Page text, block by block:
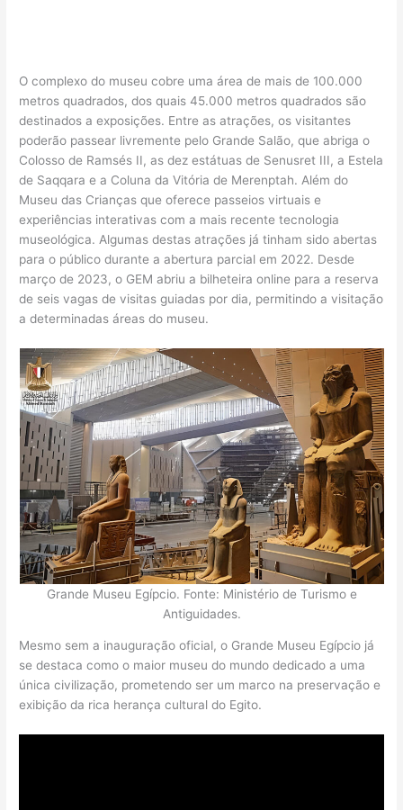
O complexo do museu cobre uma área de mais de 100.000
metros quadrados, dos quais 45.000 metros quadrados são
destinados a exposições. Entre as atrações, os visitantes
poderão passear livremente pelo Grande Salão, que abriga o
Colosso de Ramsés II, as dez estátuas de Senusret III, a Estela
de Saqqara e a Coluna da Vitória de Merenptah. Além do
Museu das Crianças que oferece passeios virtuais e
experiências interativas com a mais recente tecnologia
museológica. Algumas destas atrações já tinham sido abertas
para o público durante a abertura parcial em 2022. Desde
março de 2023, o GEM abriu a bilheteira online para a reserva
de seis vagas de visitas guiadas por dia, permitindo a visitação
a determinadas áreas do museu.
Grande Museu Egípcio. Fonte: Ministério de Turismo e
Antiguidades.
Mesmo sem a inauguração oficial, o Grande Museu Egípcio já
se destaca como o maior museu do mundo dedicado a uma
única civilização, prometendo ser um marco na preservação e
exibição da rica herança cultural do Egito.